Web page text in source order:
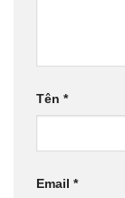
Tên *
Email *